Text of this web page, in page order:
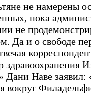
не намерены
пока
не
Да и о свободе
здравоохранения
Дани Наве заявил:
вокруг